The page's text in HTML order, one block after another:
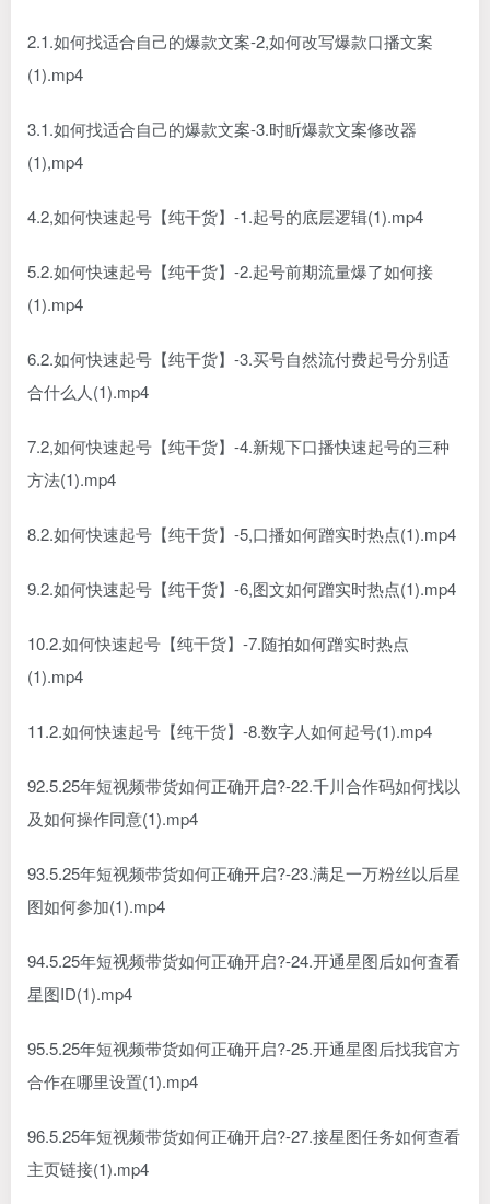
2.1.如何找适合自己的爆款文案-2,如何改写爆款口播文案
(1).mp4
3.1.如何找适合自己的爆款文案-3.时盺爆款文案修改器
(1),mp4
4.2,如何快速起号【纯干货】-1.起号的底层逻辑(1).mp4
5.2.如何快速起号【纯干货】-2.起号前期流量爆了如何接
(1).mp4
6.2.如何快速起号【纯干货】-3.买号自然流付费起号分别适
合什么人(1).mp4
7.2,如何快速起号【纯干货】-4.新规下口播快速起号的三种
方法(1).mp4
8.2.如何快速起号【纯干货】-5,口播如何蹭实时热点(1).mp4
9.2.如何快速起号【纯干货】-6,图文如何蹭实时热点(1).mp4
10.2.如何快速起号【纯干货】-7.随拍如何蹭实时热点
(1).mp4
11.2.如何快速起号【纯干货】-8.数字人如何起号(1).mp4
92.5.25年短视频带货如何正确开启?-22.千川合作码如何找以
及如何操作同意(1).mp4
93.5.25年短视频带货如何正确开启?-23.满足一万粉丝以后星
图如何参加(1).mp4
94.5.25年短视频带货如何正确开启?-24.开通星图后如何査看
星图ID(1).mp4
95.5.25年短视频带货如何正确开启?-25.开通星图后找我官方
合作在哪里设置(1).mp4
96.5.25年短视频带货如何正确开启?-27.接星图任务如何查看
主页链接(1).mp4